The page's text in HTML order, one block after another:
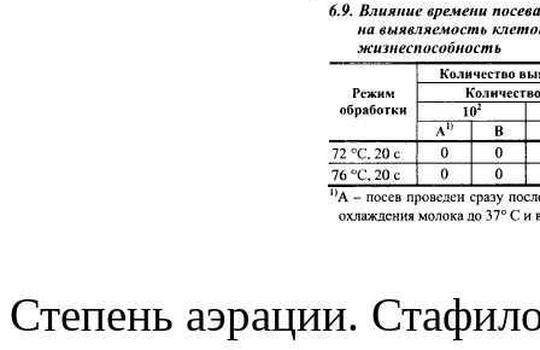
Степень аэрации.